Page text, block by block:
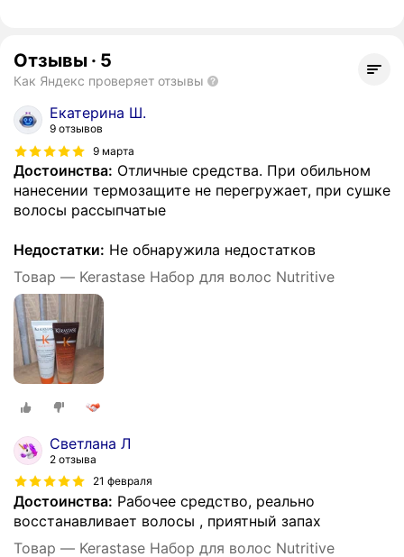
Отзывы · 5
Как Яндекс проверяет отзывы
Екатерина Ш.
9 отзывов
9 марта
Достоинства: Отличные средства. При обильном
нанесении термозащите не перегружает, при сушке
волосы рассыпчатые
Недостатки: Не обнаружила недостатков
Товар — Kerastase Набор для волос Nutritive
Светлана Л
2 отзыва
21 февраля
Достоинства: Рабочее средство, реально
восстанавливает волосы , приятный запах
Товар — Kerastase Набор для волос Nutritive